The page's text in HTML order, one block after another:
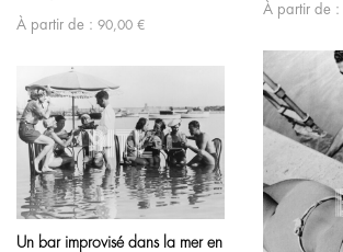
À partir de :
À partir de : 90,00 €
Un bar improvisé dans la mer en